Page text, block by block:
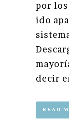
por
ido
decir
READ